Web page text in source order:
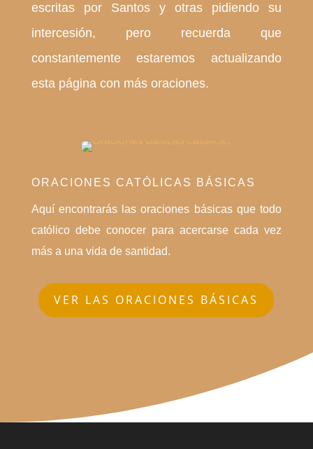
escritas por Santos y otras pidiendo su
intercesión, pero recuerda que
constantemente estaremos actualizando
esta página con más oraciones.
ORACIONES CATÓLICAS BÁSICAS
Aquí encontrarás las oraciones básicas que todo
católico debe conocer para acercarse cada vez
más a una vida de santidad.
VER LAS ORACIONES BÁSICAS